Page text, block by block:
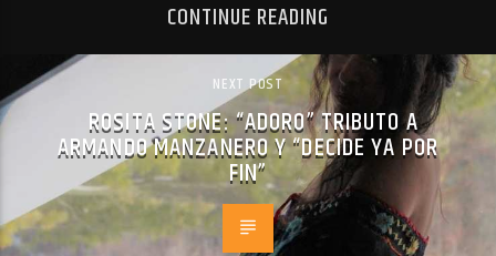
CONTINUE READING
NEXT POST
ROSITA STONE: “ADORO” TRIBUTO A
ARMANDO MANZANERO Y “DECIDE YA POR
FIN”